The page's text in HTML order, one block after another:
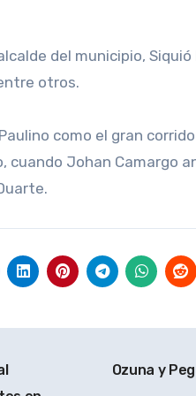
del municipio, Siquió
otros.
como el gran
cuando Johan Camargo
Ozuna y